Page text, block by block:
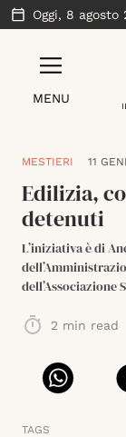
Oggi, 8 agosto
MENU
MESTIERI 11
Edilizia,
detenuti
L’iniziativa è di
dell’Associazione
2 min read
TAGS